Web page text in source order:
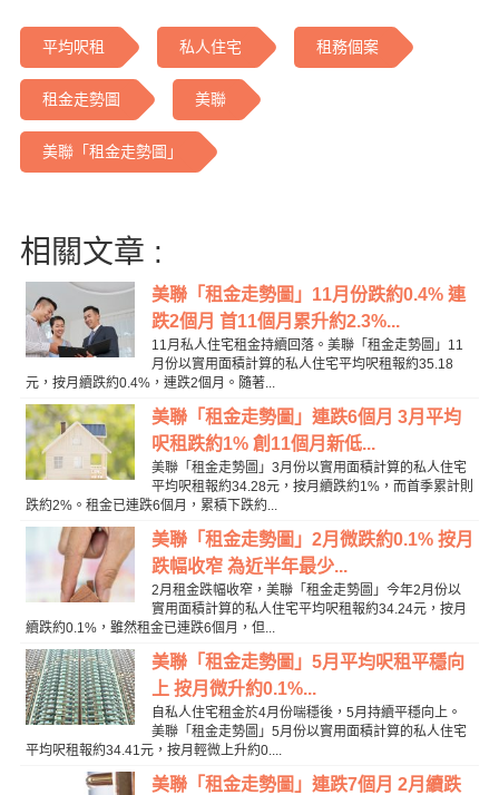
平均呎租 私人住宅 租務個案
租金走勢圖 美聯
美聯「租金走勢圖」
相關文章 :
美聯「租金走勢圖」11月份跌約0.4% 連
跌2個月 首11個月累升約2.3%...
11月私人住宅租金持續回落。美聯「租金走勢圖」11
月份以實用面積計算的私人住宅平均呎租報約35.18
元，按月續跌約0.4%，連跌2個月。隨著...
美聯「租金走勢圖」連跌6個月 3月平均
呎租跌約1% 創11個月新低...
美聯「租金走勢圖」3月份以實用面積計算的私人住宅
平均呎租報約34.28元，按月續跌約1%，而首季累計則
跌約2%。租金已連跌6個月，累積下跌約...
美聯「租金走勢圖」2月微跌約0.1% 按月
跌幅收窄 為近半年最少...
2月租金跌幅收窄，美聯「租金走勢圖」今年2月份以
實用面積計算的私人住宅平均呎租報約34.24元，按月
續跌約0.1%，雖然租金已連跌6個月，但...
美聯「租金走勢圖」5月平均呎租平穩向
上 按月微升約0.1%...
自私人住宅租金於4月份喘穩後，5月持續平穩向上。
美聯「租金走勢圖」5月份以實用面積計算的私人住宅
平均呎租報約34.41元，按月輕微上升約0....
美聯「租金走勢圖」連跌7個月 2月續跌